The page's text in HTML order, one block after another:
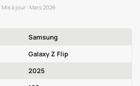
Mis à jour : Mars 2026
Samsung
Galaxy Z Flip
2025